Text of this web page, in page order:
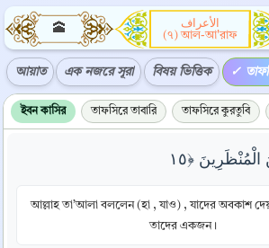
🕋
الأعراف
(৭) আল-আ'রাফ
আয়াত এক নজরে সূরা বিষয় ভিত্তিক
ইবন কাসির তাফসিরে তাবারি তাফসিরে কুরতুবি
আল্লাহ তা’আলা বললেন (হা , যাও) , যাদের অবকাশ
তাদের একজন।